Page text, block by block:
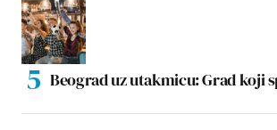
Beograd uz utakmicu: Grad koji